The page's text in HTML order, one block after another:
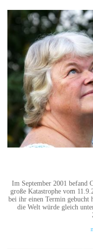
Im September 2001 befand
große Katastrophe vom
bei ihr einen Termin gebucht
die Welt würde gleich